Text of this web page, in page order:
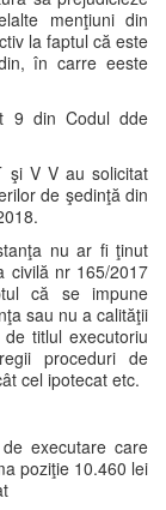
menţiuni din
la faptul că este
în carre eeste
9 din Codul dde
şi V V au solicitat
de şedinţă din
nu ar fi ţinut
civilă nr 165/2017
că se impune
sau nu a calităţii
titlul executoriu
proceduri de
cel ipotecat etc.
executare care
poziţie 10.460 lei